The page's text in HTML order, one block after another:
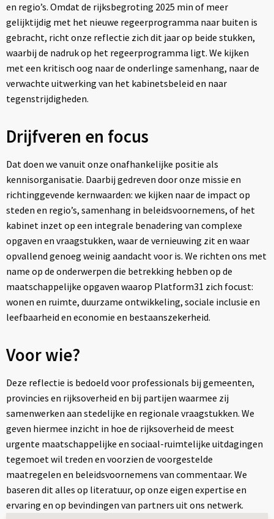
en regio’s. Omdat de rijksbegroting 2025 min of meer
gelijktijdig met het nieuwe regeerprogramma naar buiten is
gebracht, richt onze reflectie zich dit jaar op beide stukken,
waarbij de nadruk op het regeerprogramma ligt. We kijken
met een kritisch oog naar de onderlinge samenhang, naar de
verwachte uitwerking van het kabinetsbeleid en naar
tegenstrijdigheden.
Drijfveren en focus
Dat doen we vanuit onze onafhankelijke positie als
kennisorganisatie. Daarbij gedreven door onze missie en
richtinggevende kernwaarden: we kijken naar de impact op
steden en regio’s, samenhang in beleidsvoornemens, of het
kabinet inzet op een integrale benadering van complexe
opgaven en vraagstukken, waar de vernieuwing zit en waar
opvallend genoeg weinig aandacht voor is. We richten ons met
name op de onderwerpen die betrekking hebben op de
maatschappelijke opgaven waarop Platform31 zich focust:
wonen en ruimte, duurzame ontwikkeling, sociale inclusie en
leefbaarheid en economie en bestaanszekerheid.
Voor wie?
Deze reflectie is bedoeld voor professionals bij gemeenten,
provincies en rijksoverheid en bij partijen waarmee zij
samenwerken aan stedelijke en regionale vraagstukken. We
geven hiermee inzicht in hoe de rijksoverheid de meest
urgente maatschappelijke en sociaal-ruimtelijke uitdagingen
tegemoet wil treden en voorzien de voorgestelde
maatregelen en beleidsvoornemens van commentaar. We
baseren dit alles op literatuur, op onze eigen expertise en
ervaring en op bevindingen van partners uit ons netwerk.